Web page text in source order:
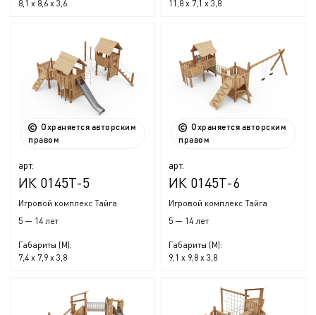
8,1 x 8,6 x 3,6 11,8 x 7,1 x 3,8
Охраняется авторским
правом
арт.
ИК 0145Т-5
Игровой комплекс Тайга
5 — 14 лет
Габариты (М):
7,4 x 7,9 x 3,8
Охраняется авторским
правом
арт.
ИК 0145Т-6
Игровой комплекс Тайга
5 — 14 лет
Габариты (М):
9,1 x 9,8 x 3,8